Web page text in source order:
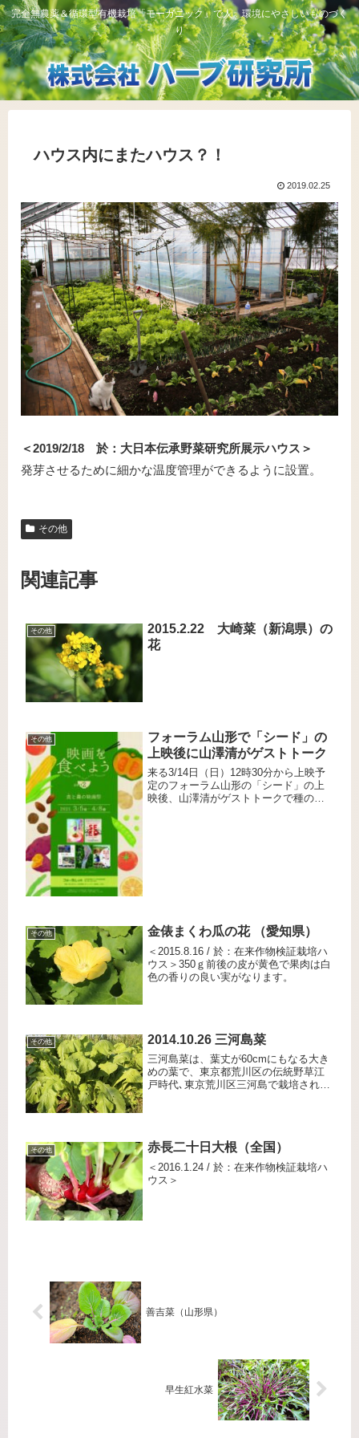
完全無農薬＆循環型有機栽培「モーガニック」で人、環境にやさしいものづく
り
ハウス内にまたハウス？！
2019.02.25
＜2019/2/18 於：大日本伝承野菜研究所展示ハウス＞
発芽させるために細かな温度管理ができるように設置。
その他
関連記事
その他
2015.2.22 大崎菜（新潟県）の
花
その他
フォーラム山形で「シード」の
上映後に山澤清がゲストトーク
来る3/14日（日）12時30分から上映予
定のフォーラム山形の「シード」の上
映後、山澤清がゲストトークで種の話
その他 金俵まくわ瓜の花 （愛知県）
＜2015.8.16 / 於：在来作物検証栽培ハ
ウス＞350ｇ前後の皮が黄色で果肉は白
色の香りの良い実がなります。
その他 2014.10.26 三河島菜
三河島菜は、葉丈が60cmにもなる大き
めの葉で、東京都荒川区の伝統野草江
戸時代､東京荒川区三河島で栽培され主
その他 赤長二十日大根（全国）
＜2016.1.24 / 於：在来作物検証栽培ハ
ウス＞
善吉菜（山形県）
早生紅水菜